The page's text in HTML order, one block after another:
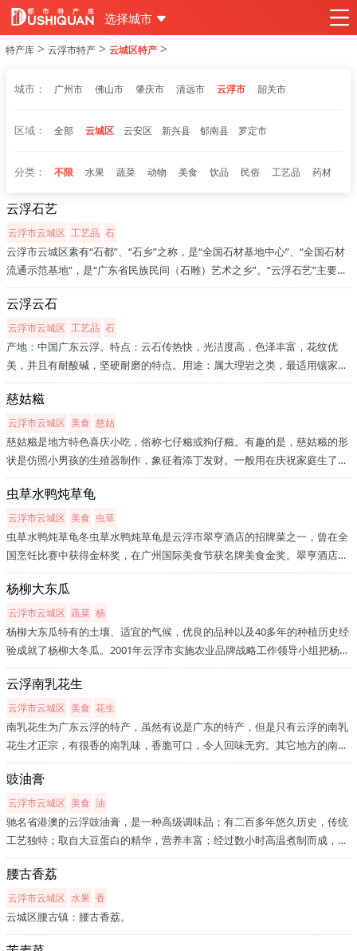
选择城市
特产库 > 云浮市特产 > 云城区特产 >
城市： 广州市 佛山市 肇庆市 清远市 云浮市 韶关市
区域： 全部 云城区 云安区 新兴县 郁南县 罗定市
分类： 不限 水果 蔬菜 动物 美食 饮品 民俗 工艺品 药材
云浮石艺
云浮市云城区 工艺品 石
云浮市云城区素有“石都”、“石乡”之称，是“全国石材基地中心”、“全国石材
流通示范基地”，是“广东省民族民间（石雕）艺术之乡”。“云浮石艺”主要是
分石雕工艺、石拼图工艺和装饰实用工艺三大类，极具南方石艺特色，是南
方石雕工艺的代表。云浮市云城区位于广东省西部，西江...
云浮云石
云浮市云城区 工艺品 石
产地：中国广东云浮。特点：云石传热快，光洁度高，色泽丰富，花纹优
美，并且有耐酸碱，坚硬耐磨的特点。用途：属大理岩之类，最适用镶家具
或装饰建筑上面，如果在家具上使用，能提高其华贵、光洁、清爽与耐用的
效果；镶贴建筑的墙面、柱面、地面，更增庄严、高雅、舒适、清洁的感
觉...
慈姑糍
云浮市云城区 美食 慈姑
慈姑糍是地方特色喜庆小吃，俗称七仔糍或狗仔糍。有趣的是，慈姑糍的形
状是仿照小男孩的生殖器制作，象征着添丁发财。一般用在庆祝家庭生了男
孩时吃，取其好意头。也会在孩子满月或出灯的时候制作。做法很简单，把
糯米粉加水蒸熟，然后制作馅料，馅料含有芝麻、辗碎的花生、白砂糖或...
虫草水鸭炖草龟
云浮市云城区 美食 虫草
虫草水鸭炖草龟冬虫草水鸭炖草龟是云浮市翠亨酒店的招牌菜之一，曾在全
国烹饪比赛中获得金杯奖，在广州国际美食节获名牌美食金奖。翠亨酒店始
创于1994年，经过7年的不断发展，现以侨迁至蟠龙湖畔经营，将一间原为
二星级的酒店(原兴云酒店)改建成为一家纯餐饮的超大型酒店，已成为拥
有...
杨柳大东瓜
云浮市云城区 蔬菜 杨
杨柳大东瓜特有的土壤、适宜的气候，优良的品种以及40多年的种植历史经
验成就了杨柳大冬瓜。2001年云浮市实施农业品牌战略工作领导小组把杨柳
大冬瓜评为云浮市“农业名牌产品”。都杨镇大冬瓜基地出产的产品具有皮质
鲜艳清绿、皮薄肉厚、产量高、瓜形好、肉鲜嫩、久煮无酸味、耐贮藏...
云浮南乳花生
云浮市云城区 美食 花生
南乳花生为广东云浮的特产，虽然有说是广东的特产，但是只有云浮的南乳
花生才正宗，有很香的南乳味，香脆可口，令人回味无穷。其它地方的南乳
花生都没有云浮的好，只是纯粹的炒花生。南乳花生的精髓就是那股南乳
味，很特别，是其他花生无法比拟的。云浮“南乳花生”始创于1870年，是...
豉油膏
云浮市云城区 美食 油
驰名省港澳的云浮豉油膏，是一种高级调味品；有二百多年悠久历史，传统
工艺独特；取自大豆蛋白的精华，营养丰富；经过数小时高温煮制而成，绝
对不加防腐剂，自然健康；适合各种菜肴的烹调之用，特别适用于制作豉油
鸡、猪、鸡、鸭、鹅、牛腩、豆腐、蒸鱼、排骨等烹饪菜肴时使用。豉油...
腰古香荔
云浮市云城区 水果 香
云城区腰古镇：腰古香荔。